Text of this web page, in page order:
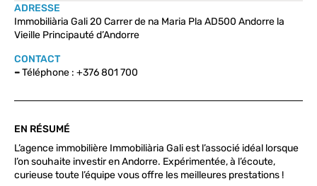
ADRESSE
Immobiliària Gali 20 Carrer de na Maria Pla AD500 Andorre la
Vieille Principauté d’Andorre
CONTACT
–Téléphone : +376 801 700
EN RÉSUMÉ
L’agence immobilière Immobiliària Gali est l’associé idéal lorsque
l’on souhaite investir en Andorre. Expérimentée, à l’écoute,
curieuse toute l’équipe vous offre les meilleures prestations !